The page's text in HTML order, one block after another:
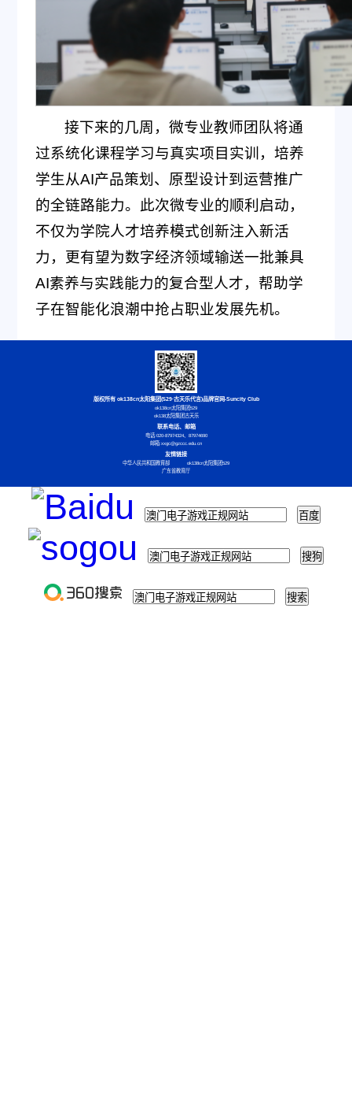
接下来的几周，微专业教师团队将通
过系统化课程学习与真实项目实训，培养
学生从AI产品策划、原型设计到运营推广
的全链路能力。此次微专业的顺利启动，
不仅为学院人才培养模式创新注入新活
力，更有望为数字经济领域输送一批兼具
AI素养与实践能力的复合型人才，帮助学
子在智能化浪潮中抢占职业发展先机。
版权所有 ok138cn太阳集团(529·古天乐代言)品牌官网-Suncity Club
ok138cn太阳集团529
ok138太阳集团古天乐
联系电话、邮箱
电话:020-87974324、87974690
邮箱:xxgc@gzccc.edu.cn
友情链接
中华人民共和国教育部
ok138cn太阳集团529
广东省教育厅